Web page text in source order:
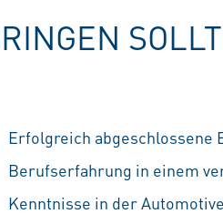
Erfolgreich abgeschlossene
Berufserfahrung in einem
Kenntnisse in der